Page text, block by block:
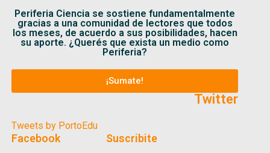
Periferia Ciencia se sostiene fundamentalmente
gracias a una comunidad de lectores que todos
los meses, de acuerdo a sus posibilidades, hacen
su aporte. ¿Querés que exista un medio como
Periferia?
¡Sumate!
Twitter
Tweets by PortoEdu
Facebook Suscribite